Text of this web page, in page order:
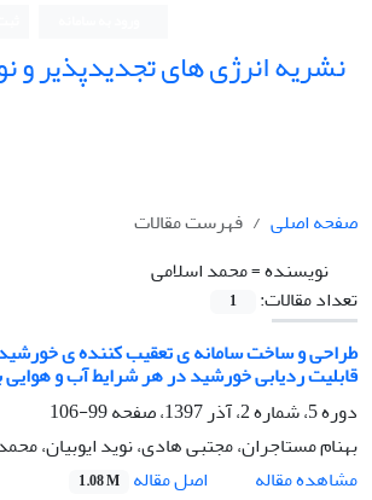
نشریه انرژی های تجدیدپذیر و
صفحه اصلی
فهرست مقالات
نویسنده =محمد اسلامی
تعداد مقالات:
1
طراحی و ساخت سامانه ی تعقیب کننده ی
قابلیت ردیابی خورشید در هر شرایط آب و
دوره 5، شماره 2، آذر 1397، صفحه
99-106
بهنام مستاجران، مجتبی هادی، نوید ایوبیان،
مشاهده مقاله
اصل مقاله 1.08 M